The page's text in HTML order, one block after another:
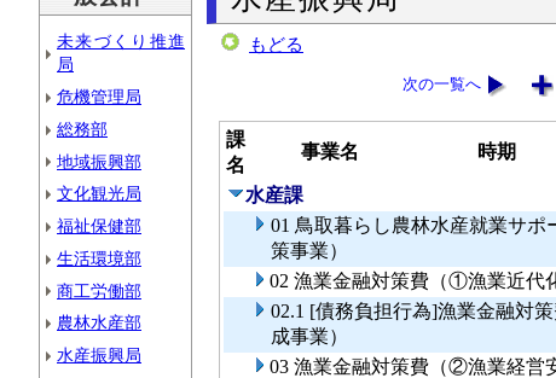
未来づくり推進
局
危機管理局
総務部
地域振興部
文化観光局
福祉保健部
生活環境部
商工労働部
農林水産部
水産振興局
もどる
次の一覧へ
課
名
事業名 時期
水産課
01 鳥取暮らし農林水産就業サ
策事業）
02 漁業金融対策費（①漁業近代
02.1 [債務負担行為]漁業金融対
成事業）
03 漁業金融対策費（②漁業経営